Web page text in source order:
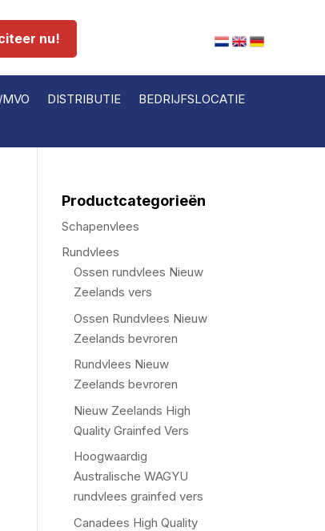
nu!
MVO DISTRIBUTIE
BEDRIJFSLOCATIE
Productcategorieën
Schapenvlees
Rundvlees
Ossen rundvlees Nieuw
Zeelands vers
Ossen Rundvlees Nieuw
Zeelands bevroren
Rundvlees Nieuw
Zeelands bevroren
Nieuw Zeelands High
Quality Grainfed Vers
Hoogwaardig
Australische WAGYU
rundvlees grainfed vers
Canadees High Quality